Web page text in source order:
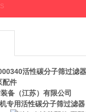
性碳分子筛过滤器
配件
备（江苏）有限公司
专用活性碳分子筛过滤器